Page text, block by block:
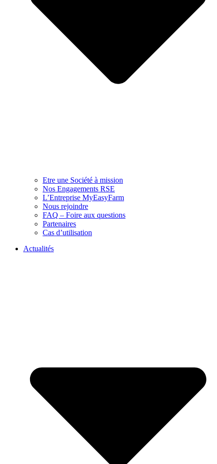
Etre une Société à mission
Nos Engagements RSE
L’Entreprise MyEasyFarm
Nous rejoindre
FAQ – Foire aux questions
Partenaires
Cas d’utilisation
Actualités